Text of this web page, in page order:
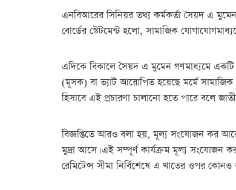
এনবিআরের সিনিয়র তথ্য কর্মকর্তা সৈয়দ এ
বোর্ডের স্টেটমেন্ট হলো, সামাজিক
এদিকে বিকালে সৈয়দ এ মুমেন গণমাধ্যমে একটি
(মূসক) বা ভ্যাট আরোপিত হয়েছে মর্মে সামাজিক
হিসাবে এই প্রচারণা চালানো হতে পারে বলে
বিজ্ঞপ্তিতে আরও বলা হয়, মূল্য সংযোজন কর
মুদ্রা আসে। এই সম্পূর্ণ কার্যক্রম মূল্য সংযোজন
রেমিটেন্স সীমা নির্বিশেষে এ খাতের ওপর কোনও